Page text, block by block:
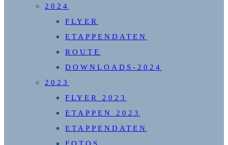
2024
FLYER
ETAPPENDATEN
ROUTE
DOWNLOADS-2024
2023
FLYER 2023
ETAPPEN 2023
ETAPPENDATEN